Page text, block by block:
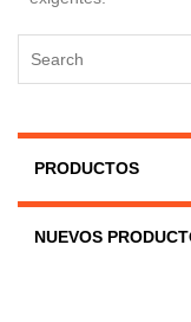
PRODUCTOS
NUEVOS